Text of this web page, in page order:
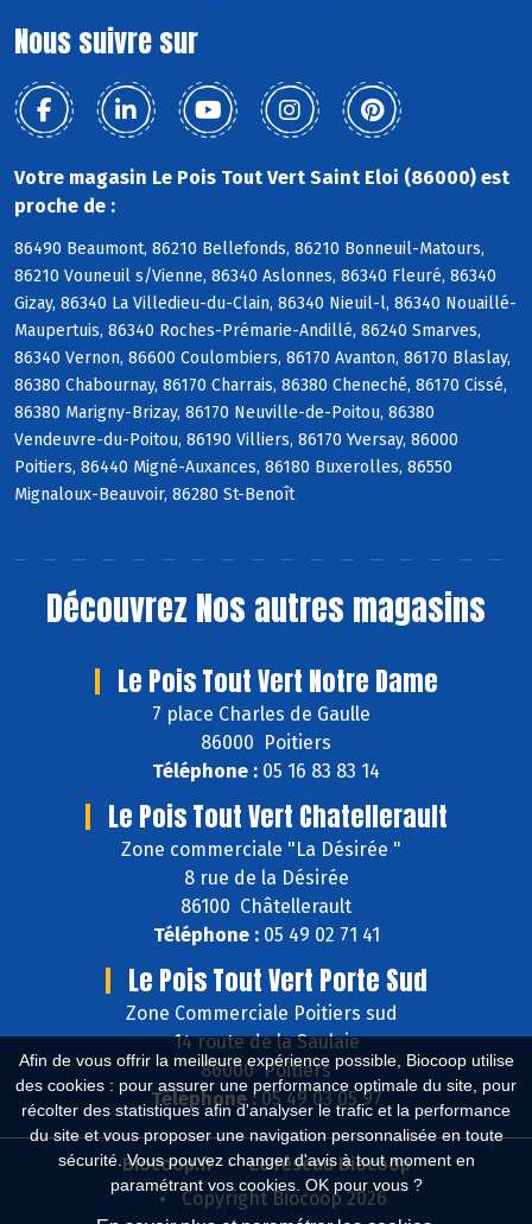
Afin de vous offrir la meilleure expérience possible, Biocoop utilise
des cookies : pour assurer une performance optimale du site, pour
récolter des statistiques afin d'analyser le trafic et la performance
du site et vous proposer une navigation personnalisée en toute
sécurité. Vous pouvez changer d'avis à tout moment en
paramétrant vos cookies. OK pour vous ?
Nous suivre sur
Votre magasin Le Pois Tout Vert Saint Eloi (86000) est
proche de :
86490 Beaumont, 86210 Bellefonds, 86210 Bonneuil-Matours,
86210 Vouneuil s/Vienne, 86340 Aslonnes, 86340 Fleuré, 86340
Gizay, 86340 La Villedieu-du-Clain, 86340 Nieuil-l, 86340 Nouaillé-
Maupertuis, 86340 Roches-Prémarie-Andillé, 86240 Smarves,
86340 Vernon, 86600 Coulombiers, 86170 Avanton, 86170 Blaslay,
86380 Chabournay, 86170 Charrais, 86380 Cheneché, 86170 Cissé,
86380 Marigny-Brizay, 86170 Neuville-de-Poitou, 86380
Vendeuvre-du-Poitou, 86190 Villiers, 86170 Yversay, 86000
Poitiers, 86440 Migné-Auxances, 86180 Buxerolles, 86550
Mignaloux-Beauvoir, 86280 St-Benoît
Découvrez Nos autres magasins
Le Pois Tout Vert Notre Dame
7 place Charles de Gaulle
86000 Poitiers
Téléphone : 05 16 83 83 14
Le Pois Tout Vert Chatellerault
Zone commerciale "La Désirée "
8 rue de la Désirée
86100 Châtellerault
Téléphone :05 49 02 71 41
Le Pois Tout Vert Porte Sud
Zone Commerciale Poitiers sud
14 route de la Saulaie
86000 Poitiers
Téléphone :05 49 03 05 97
Biocoop.fr
Le réseau Biocoop
Copyright Biocoop 2026